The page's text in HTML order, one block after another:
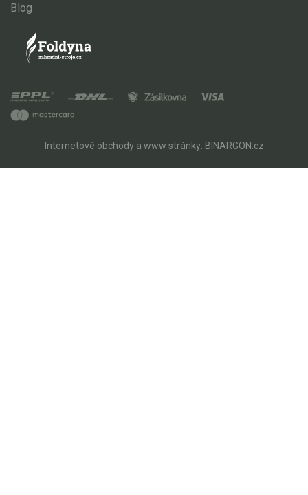
Blog
Internetové obchodya www stránky: BINARGON.cz